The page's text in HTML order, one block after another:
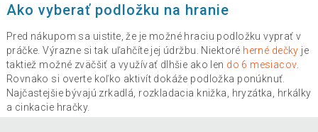
Ako vyberať podložku na hranie
Pred nákupom sa uistite, že je možné hraciu podložku vyprať v
práčke. Výrazne si tak uľahčíte jej údržbu. Niektoré herné dečky je
taktiež možné zväčšiť a využívať dlhšie ako len do 6 mesiacov.
Rovnako si overte koľko aktivít dokáže podložka ponúknuť.
Najčastejšie bývajú zrkadlá, rozkladacia knižka, hryzátka, hrkálky
a cinkacie hračky.